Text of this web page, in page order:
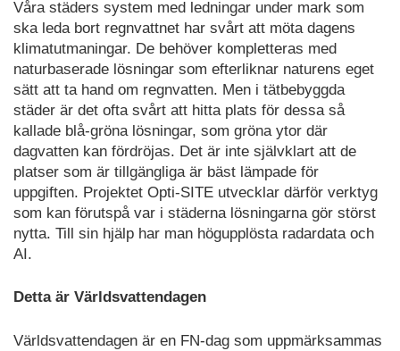
Våra städers system med ledningar under mark som
ska leda bort regnvattnet har svårt att möta dagens
klimatutmaningar. De behöver kompletteras med
naturbaserade lösningar som efterliknar naturens eget
sätt att ta hand om regnvatten. Men i tätbebyggda
städer är det ofta svårt att hitta plats för dessa så
kallade blå-gröna lösningar, som gröna ytor där
dagvatten kan fördröjas. Det är inte självklart att de
platser som är tillgängliga är bäst lämpade för
uppgiften. Projektet Opti-SITE utvecklar därför verktyg
som kan förutspå var i städerna lösningarna gör störst
nytta. Till sin hjälp har man högupplösta radardata och
AI.
Detta är Världsvattendagen
Världsvattendagen är en FN-dag som uppmärksammas